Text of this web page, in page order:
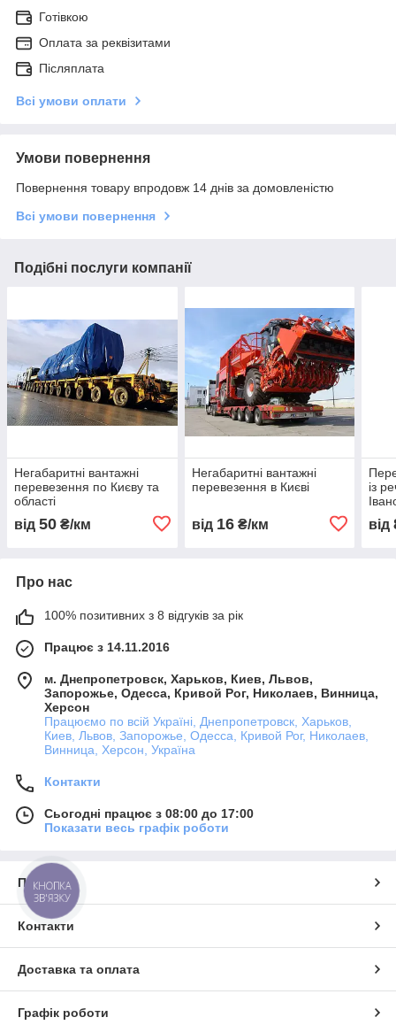
Готівкою
Оплата за реквізитами
Післяплата
Всі умови оплати
Умови повернення
Повернення товару впродовж 14 днів за домовленістю
Всі умови повернення
Подібні послуги компанії
Негабаритні вантажні
перевезення по Києву та
області
від 50 ₴/км
Негабаритні вантажні
перевезення в Києві
від 16₴/км
із
від
Про нас
100% позитивних з 8 відгуків за рік
Працює з 14.11.2016
м. Днепропетровск, Харьков, Киев, Львов,
Запорожье, Одесса, Кривой Рог, Николаев, Винница,
Херсон
Працюємо по всій Україні, Днепропетровск, Харьков,
Киев, Львов, Запорожье, Одесса, Кривой Рог, Николаев,
Винница, Херсон, Україна
Контакти
Сьогодні працює з 08:00 до 17:00
Показати весь графік роботи
Про нас
Контакти
Доставка та оплата
Графік роботи
КНОПКА
ЗВ'ЯЗКУ